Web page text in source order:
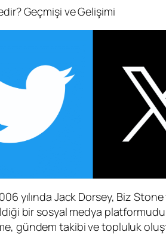
Geçmişi ve Gelişimi
yılında Jack Dorsey, Biz
bir sosyal medya
gündem takibi ve topluluk